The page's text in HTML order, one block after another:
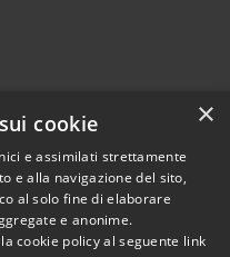
trasparente
Copyright © 2026 • Comune di
×
cookie
e assimilati strettamente
e alla navigazione del sito,
al solo fine di elaborare
e anonime.
cookie policy al seguente link